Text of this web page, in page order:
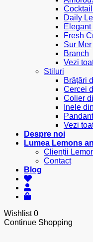
Daily
Fresh
Sur Mer
Branch
Vezi
Stiluri
Brățări
Cercei
Colier
Inele
Vezi
Despre noi
Lumea Lemons
Clienții
Contact
Blog
Wishlist0
Continue Shopping